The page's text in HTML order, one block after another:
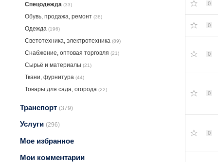
Спецодежда (33)
Обувь, продажа, ремонт (38)
Одежда (196)
Светотехника, электротехника (89)
Снабжение, оптовая торговля (21)
Сырьё и материалы (21)
Ткани, фурнитура (44)
Товары для сада, огорода (22)
Транспорт (379)
Услуги (296)
Мое избранное
Мои комментарии
0
0
0
0
0